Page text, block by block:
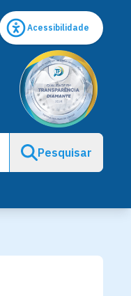
Acessibilidade
Pesquisar